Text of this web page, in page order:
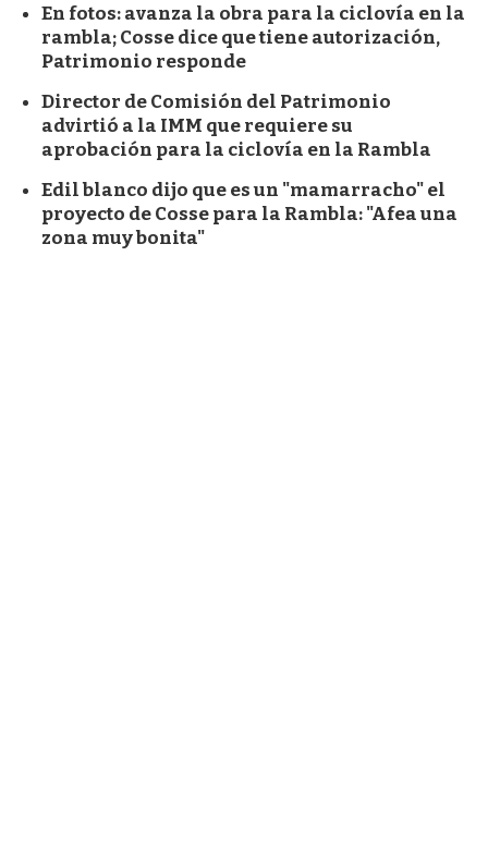
En fotos: avanza la obra para la ciclovía en la
rambla; Cosse dice que tiene autorización,
Patrimonio responde
Director de Comisión del Patrimonio
advirtió a la IMM que requiere su
aprobación para la ciclovía en la Rambla
Edil blanco dijo que es un "mamarracho" el
proyecto de Cosse para la Rambla: "Afea una
zona muy bonita"